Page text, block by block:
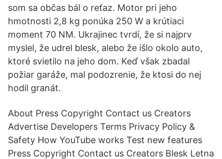
som sa občas bál o reťaz. Motor pri jeho
hmotnosti 2,8 kg ponúka 250 W a krútiaci
moment 70 NM. Ukrajinec tvrdí, že si najprv
myslel, že udrel blesk, alebo že išlo okolo auto,
ktoré svietilo na jeho dom. Keď však zbadal
požiar garáže, mal podozrenie, že ktosi do nej
hodil granát.
About Press Copyright Contact us Creators
Advertise Developers Terms Privacy Policy &
Safety How YouTube works Test new features
Press Copyright Contact us Creators Blesk Letna